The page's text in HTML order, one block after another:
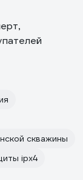
скважины
ipx4